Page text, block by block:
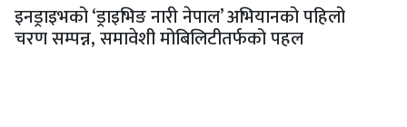
इनड्राइभको ‘ड्राइभिङ नारी नेपाल’ अभियानको पहिलो
चरण सम्पन्न, समावेशी मोबिलिटीतर्फको पहल